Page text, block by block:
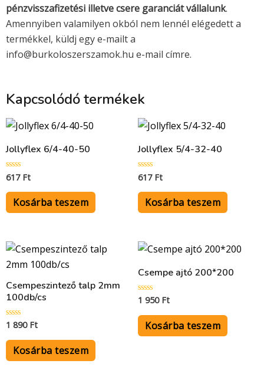
pénzvisszafizetési illetve csere garanciát vállalunk.
Amennyiben valamilyen okból nem lennél elégedett a
termékkel, küldj egy e-mailt a
info@burkoloszerszamok.hu e-mail címre.
Kapcsolódó termékek
Jollyflex 6/4-40-50
Értékelés:
/
617 Ft
Kosárba teszem
Jollyflex 5/4-32-40
Értékelés:
/
617 Ft
Kosárba teszem
Csempeszintező talp 2mm
100db/cs
Értékelés:
/
1 890 Ft
Kosárba teszem
Csempe ajtó 200*200
Értékelés:
/
1 950 Ft
Kosárba teszem